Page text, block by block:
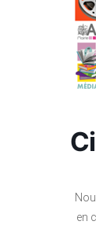
en